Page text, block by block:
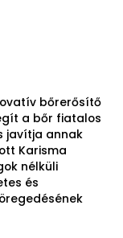
bőrerősítő
a bőr fiatalos
javítja annak
Karisma
nélküli
és